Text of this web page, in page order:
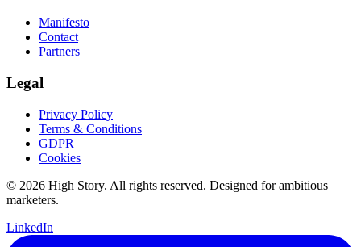
Manifesto
Contact
Partners
Legal
Privacy Policy
Terms & Conditions
GDPR
Cookies
© 2026 High Story. All rights reserved. Designed for ambitious
marketers.
LinkedIn